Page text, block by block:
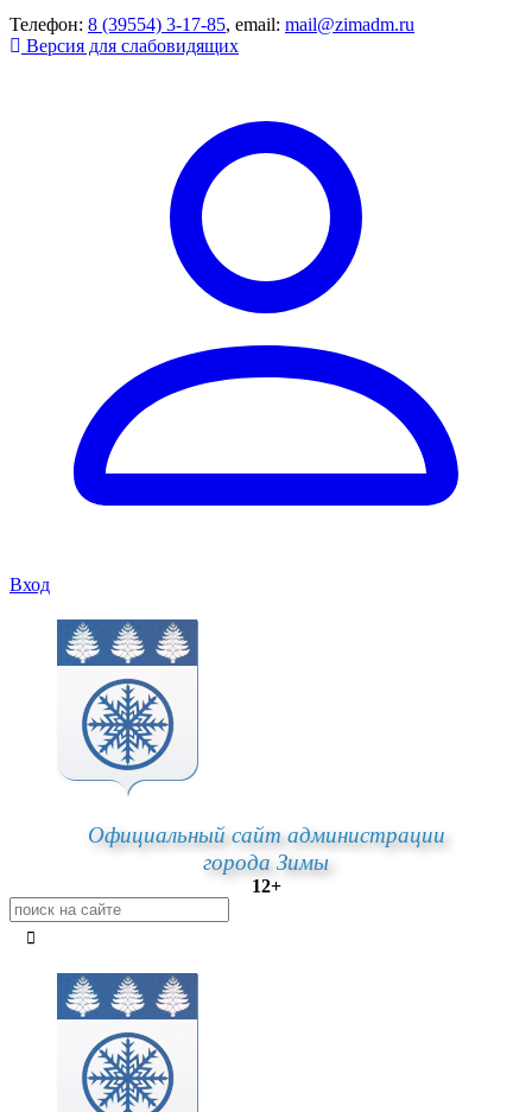
Телефон: 8 (39554) 3-17-85, email: mail@zimadm.ru
Версия для слабовидящих
Вход
Официальный сайт администрации
города Зимы
12+